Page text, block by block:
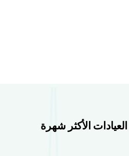
العيادات الأكثر شهرة